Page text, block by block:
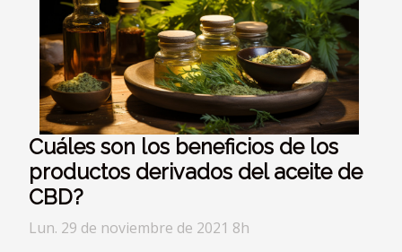
Cuáles son los beneficios de los
productos derivados del aceite de
CBD?
Lun. 29 de noviembre de 2021 8h